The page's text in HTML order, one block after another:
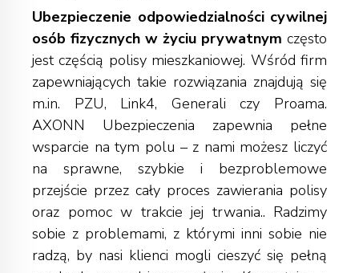
Ubezpieczenie odpowiedzialności cywilnej
osób fizycznych w życiu prywatnym często
jest częścią polisy mieszkaniowej. Wśród firm
zapewniających takie rozwiązania znajdują się
m.in. PZU, Link4, Generali czy Proama.
AXONN Ubezpieczenia zapewnia pełne
wsparcie na tym polu – z nami możesz liczyć
na sprawne, szybkie i bezproblemowe
przejście przez cały proces zawierania polisy
oraz pomoc w trakcie jej trwania.. Radzimy
sobie z problemami, z którymi inni sobie nie
radzą, by nasi klienci mogli cieszyć się pełną